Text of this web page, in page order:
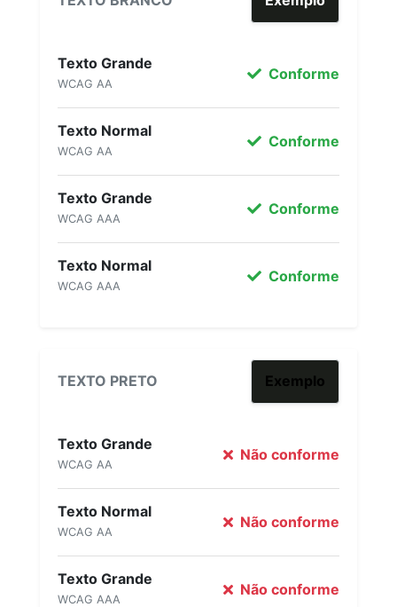
Texto Grande
WCAG AA
Conforme
Texto Normal
WCAG AA
Conforme
Texto Grande
WCAG AAA
Conforme
Texto Normal
WCAG AAA
Conforme
TEXTO PRETO Exemplo
Texto Grande
WCAG AA
Não conforme
Texto Normal
WCAG AA
Não conforme
Texto Grande
WCAG AAA
Não conforme